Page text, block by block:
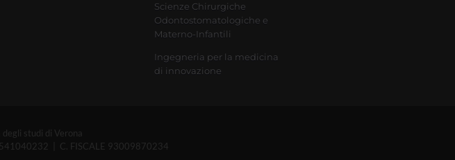
Scienze Chirurgiche
Odontostomatologiche e
Materno-Infantili
Ingegneria per la medicina
di innovazione
studi di Verona
| C. FISCALE 93009870234